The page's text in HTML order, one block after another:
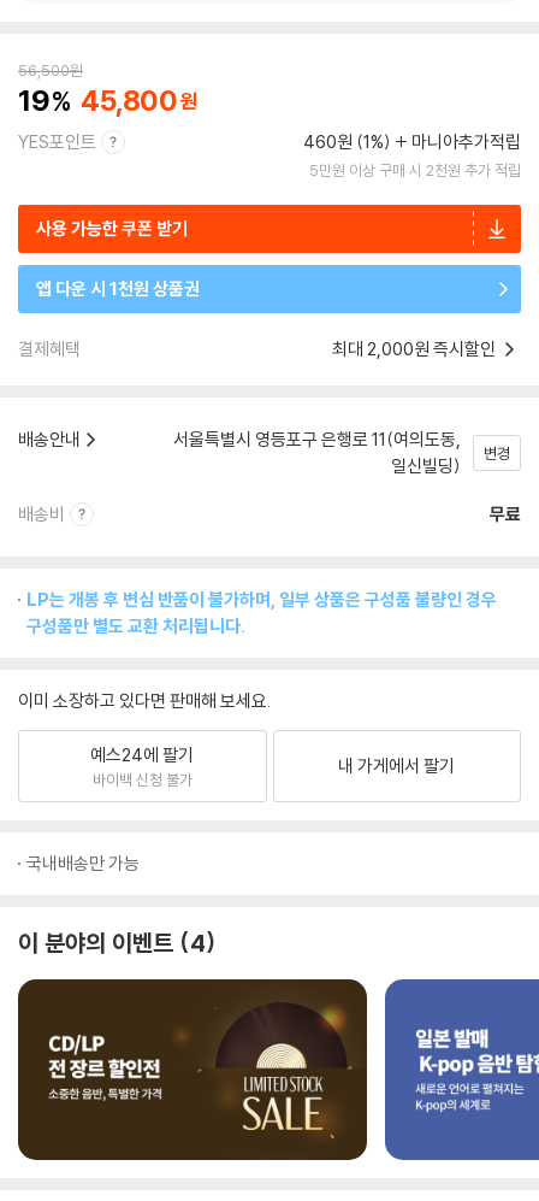
56,500원
19 45,800
YES포인트 460원 (1%) 마니아추가적립
5만원 이상 구매 시 2천원 추가 적립
사용 가능한 쿠폰 받기
앱 다운 시 1천원 상품권
결제혜택 최대 2,000원 즉시할인
배송안내
서울특별시 영등포구 은행로 11(여의도동,
일신빌딩)
변경
배송비 무료
LP는 개봉 후 변심 반품이 불가하며, 일부 상품은 구성품 불량인 경우
구성품만 별도 교환 처리됩니다.
이미 소장하고 있다면 판매해 보세요.
예스24에 팔기
바이백 신청 불가
내 가게에서 팔기
국내배송만 가능
이 분야의 이벤트 4